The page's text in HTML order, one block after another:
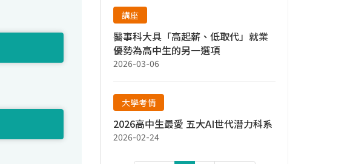
講座
醫事科大具「高起薪、低取代」就業
優勢為高中生的另一選項
2026-03-06
大學考情
2026高中生最愛 五大AI世代潛力科系
2026-02-24